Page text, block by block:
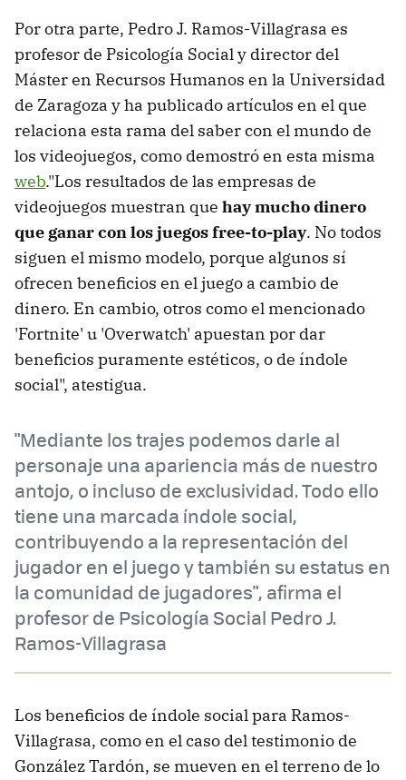
Por otra parte, Pedro J. Ramos-Villagrasa es
profesor de Psicología Social y director del
Máster en Recursos Humanos en la Universidad
de Zaragoza y ha publicado artículos en el que
relaciona esta rama del saber con el mundo de
los videojuegos, como demostró en esta misma
web."Los resultados de las empresas de
videojuegos muestran que hay mucho dinero
que ganar con los juegos free-to-play. No todos
siguen el mismo modelo, porque algunos sí
ofrecen beneficios en el juego a cambio de
dinero. En cambio, otros como el mencionado
'Fortnite' u 'Overwatch' apuestan por dar
beneficios puramente estéticos, o de índole
social", atestigua.
"Mediante los trajes podemos darle al
personaje una apariencia más de nuestro
antojo, o incluso de exclusividad. Todo ello
tiene una marcada índole social,
contribuyendo a la representación del
jugador en el juego y también su estatus en
la comunidad de jugadores", afirma el
profesor de Psicología Social Pedro J.
Ramos-Villagrasa
Los beneficios de índole social para Ramos-
Villagrasa, como en el caso del testimonio de
González Tardón, se mueven en el terreno de lo